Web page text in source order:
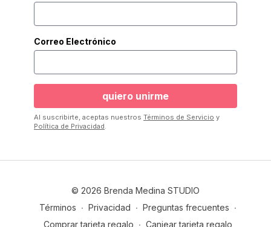
Correo Electrónico
Al suscribirte, aceptas nuestros Términos de Servicio y
Política de Privacidad.
© 2026 Brenda Medina STUDIO
Términos ∙ Privacidad ∙ Preguntas frecuentes ∙
Comprar tarjeta regalo ∙ Canjear tarjeta regalo